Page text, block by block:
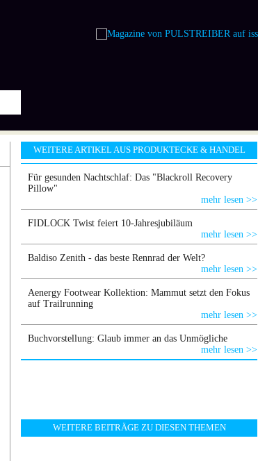
WEITERE BEITRÄGE ZU DIESEN THEMEN
WEITERE ARTIKEL AUS PRODUKTECKE & HANDEL
Für gesunden Nachtschlaf: Das "Blackroll Recovery
Pillow"
mehr lesen >>
FIDLOCK Twist feiert 10-Jahresjubiläum
mehr lesen >>
Baldiso Zenith - das beste Rennrad der Welt?
mehr lesen >>
Aenergy Footwear Kollektion: Mammut setzt den Fokus
auf Trailrunning
mehr lesen >>
Buchvorstellung: Glaub immer an das Unmögliche
mehr lesen >>